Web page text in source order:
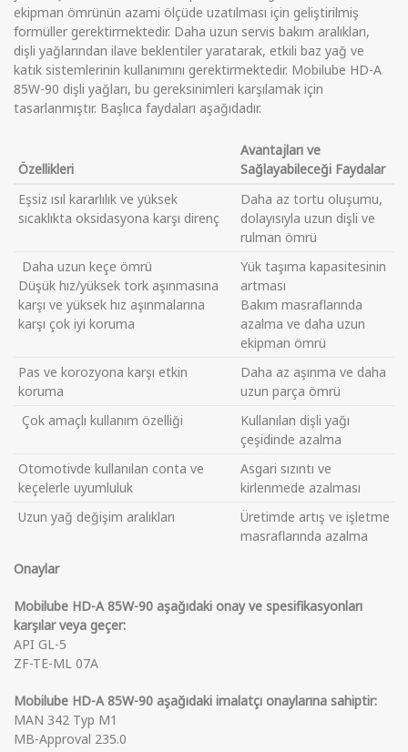
ekipman ömrünün azami ölçüde uzatılması için geliştirilmiş
formüller gerektirmektedir. Daha uzun servis bakım aralıkları,
dişli yağlarından ilave beklentiler yaratarak, etkili baz yağ ve
katık sistemlerinin kullanımını gerektirmektedir. Mobilube HD-A
85W-90 dişli yağları, bu gereksinimleri karşılamak için
tasarlanmıştır. Başlıca faydaları aşağıdadır.
Özellikleri
Avantajları ve
Sağlayabileceği Faydalar
Eşsiz ısıl kararlılık ve yüksek
sıcaklıkta oksidasyona karşı direnç
Daha az tortu oluşumu,
dolayısıyla uzun dişli ve
rulman ömrü
Daha uzun keçe ömrü
Düşük hız/yüksek tork aşınmasına
karşı ve yüksek hız aşınmalarına
karşı çok iyi koruma
Yük taşıma kapasitesinin
artması
Bakım masraflarında
azalma ve daha uzun
ekipman ömrü
Pas ve korozyona karşı etkin
koruma
Daha az aşınma ve daha
uzun parça ömrü
Çok amaçlı kullanım özelliği
Kullanılan dişli yağı
çeşidinde azalma
Otomotivde kullanılan conta ve
keçelerle uyumluluk
Asgari sızıntı ve
kirlenmede azalması
Uzun yağ değişim aralıkları
Üretimde artış ve işletme
masraflarında azalma
Onaylar
Mobilube HD-A 85W-90 aşağıdaki onay ve spesifikasyonları
karşılar veya geçer:
API GL-5
ZF-TE-ML 07A
Mobilube HD-A 85W-90 aşağıdaki imalatçı onaylarına sahiptir:
MAN 342 Typ M1
MB-Approval 235.0